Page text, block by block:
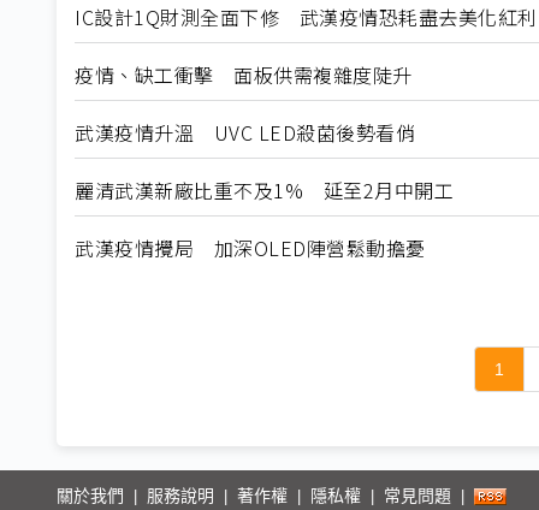
IC設計1Q財測全面下修 武漢疫情恐耗盡去美化紅利
疫情、缺工衝擊 面板供需複雜度陡升
武漢疫情升溫 UVC LED殺菌後勢看俏
麗清武漢新廠比重不及1% 延至2月中開工
武漢疫情攪局 加深OLED陣營鬆動擔憂
1
關於我們 服務說明 著作權 隱私權 常見問題